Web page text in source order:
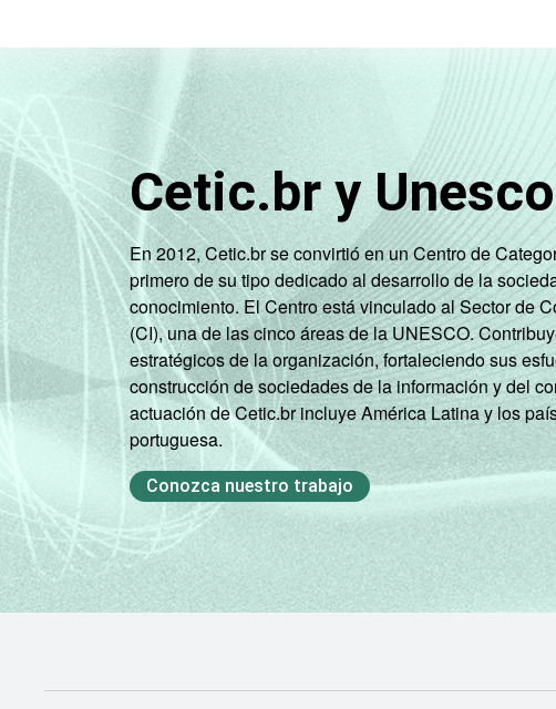
Cetic.br y Unesco
En 2012, Cetic.br se convirtió en un Centro de
primero de su tipo dedicado al desarrollo de la
conocimiento. El Centro está vinculado al Sector de
(CI), una de las cinco áreas de la UNESCO.
estratégicos de la organización, fortaleciendo sus
construcción de sociedades de la información y del
actuación de Cetic.br incluye América Latina y los
portuguesa.
Conozca nuestro trabajo